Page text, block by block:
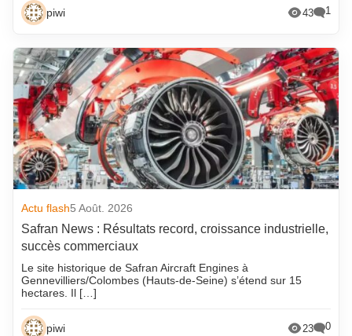
piwi 43 1
Actu flash5 Août. 2026
Safran News : Résultats record, croissance industrielle,
succès commerciaux
Le site historique de Safran Aircraft Engines à
Gennevilliers/Colombes (Hauts-de-Seine) s’étend sur 15
hectares. Il […]
piwi 23 0